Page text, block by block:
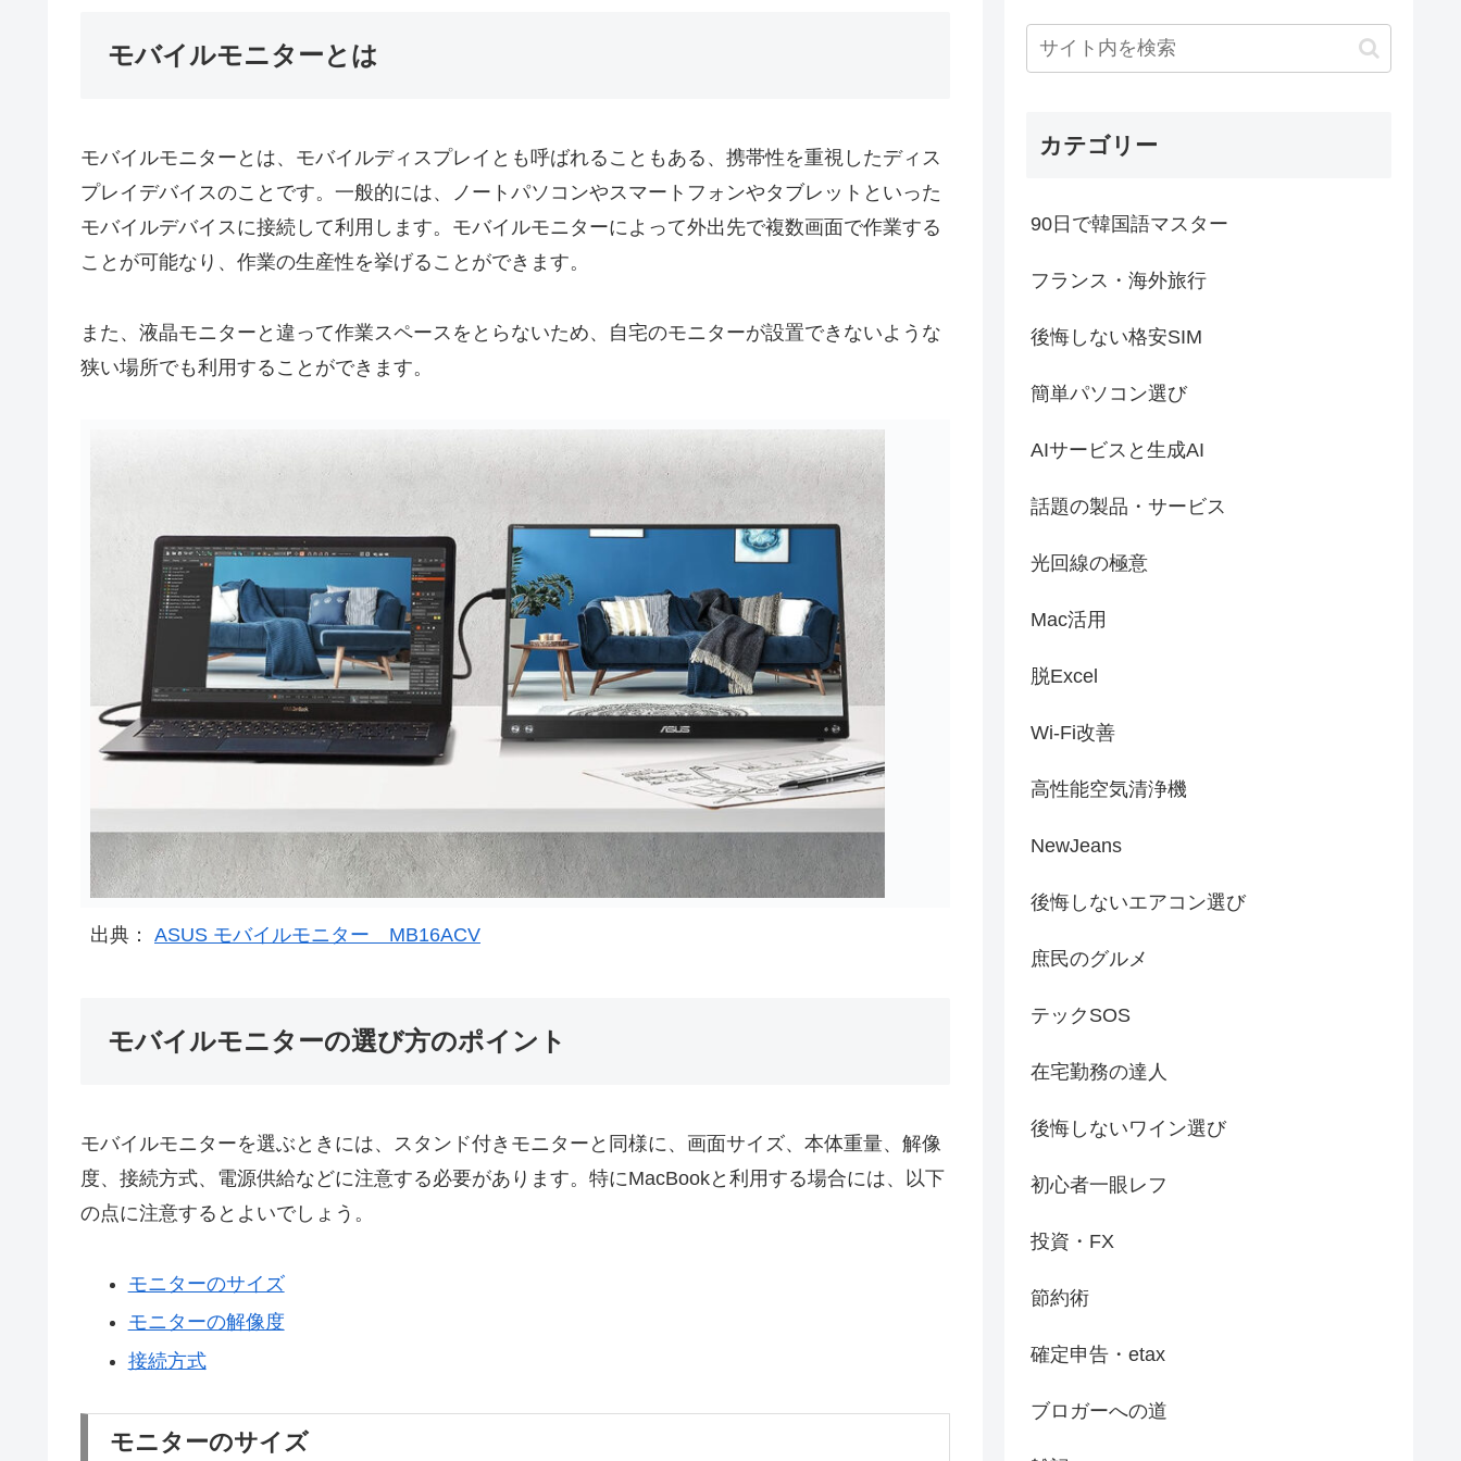
モバイルモニターとは
モバイルモニターとは、モバイルディスプレイとも呼ばれることもある、携帯性を重視したディス
プレイデバイスのことです。一般的には、ノートパソコンやスマートフォンやタブレットといった
モバイルデバイスに接続して利用します。モバイルモニターによって外出先で複数画面で作業する
ことが可能なり、作業の生産性を挙げることができます。
また、液晶モニターと違って作業スペースをとらないため、自宅のモニターが設置できないような
狭い場所でも利用することができます。
出典： ASUS モバイルモニター MB16ACV
モバイルモニターの選び方のポイント
モバイルモニターを選ぶときには、スタンド付きモニターと同様に、画面サイズ、本体重量、解像
度、接続方式、電源供給などに注意する必要があります。特にMacBookと利用する場合には、以下
の点に注意するとよいでしょう。
モニターのサイズ
モニターの解像度
接続方式
モニターのサイズ
カテゴリー
90日で韓国語マスター
フランス・海外旅行
後悔しない格安SIM
簡単パソコン選び
AIサービスと生成AI
話題の製品・サービス
光回線の極意
Mac活用
脱Excel
Wi-Fi改善
高性能空気清浄機
NewJeans
後悔しないエアコン選び
庶民のグルメ
テックSOS
在宅勤務の達人
後悔しないワイン選び
初心者一眼レフ
投資・FX
節約術
確定申告・etax
ブロガーへの道